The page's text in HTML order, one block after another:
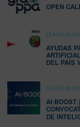
OPEN
AGO 06
AYUDAS
DEL PAÍS
AGO 06
AI-BOOST
DE